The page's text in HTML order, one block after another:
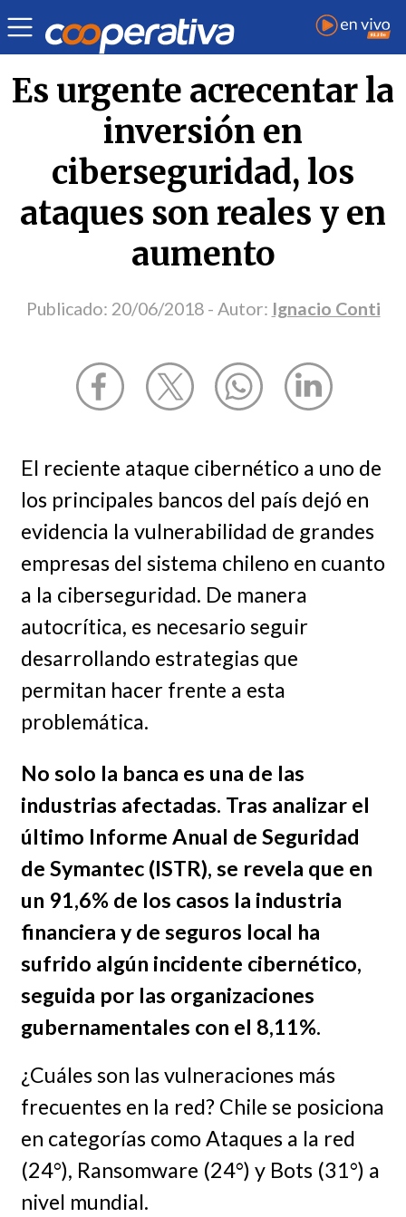
Opinión | Ciencia y tecnología
Es urgente acrecentar la
inversión en
ciberseguridad, los
ataques son reales y en
aumento
Publicado: 20/06/2018 - Autor: Ignacio Conti
El reciente ataque cibernético a uno de
los principales bancos del país dejó en
evidencia la vulnerabilidad de grandes
empresas del sistema chileno en cuanto
a la ciberseguridad. De manera
autocrítica, es necesario seguir
desarrollando estrategias que
permitan hacer frente a esta
problemática.
No solo la banca es una de las
industrias afectadas. Tras analizar el
último Informe Anual de Seguridad
de Symantec (ISTR), se revela que en
un 91,6% de los casos la industria
financiera y de seguros local ha
sufrido algún incidente cibernético,
seguida por las organizaciones
gubernamentales con el 8,11%.
¿Cuáles son las vulneraciones más
frecuentes en la red? Chile se posiciona
en categorías como Ataques a la red
(24°), Ransomware (24°) y Bots (31°) a
nivel mundial.